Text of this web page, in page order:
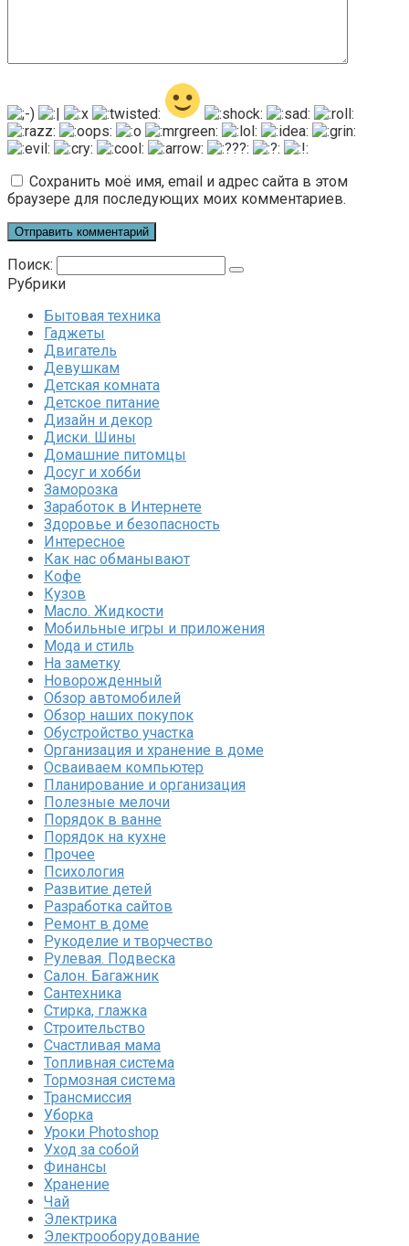
Сохранить моё имя, email и адрес сайта в этом
браузере для последующих моих комментариев.
Поиск:
Рубрики
Бытовая техника
Гаджеты
Двигатель
Девушкам
Детская комната
Детское питание
Дизайн и декор
Диски. Шины
Домашние питомцы
Досуг и хобби
Заморозка
Заработок в Интернете
Здоровье и безопасность
Интересное
Как нас обманывают
Кофе
Кузов
Масло. Жидкости
Мобильные игры и приложения
Мода и стиль
На заметку
Новорожденный
Обзор автомобилей
Обзор наших покупок
Обустройство участка
Организация и хранение в доме
Осваиваем компьютер
Планирование и организация
Полезные мелочи
Порядок в ванне
Порядок на кухне
Прочее
Психология
Развитие детей
Разработка сайтов
Ремонт в доме
Рукоделие и творчество
Рулевая. Подвеска
Салон. Багажник
Сантехника
Стирка, глажка
Строительство
Счастливая мама
Топливная система
Тормозная система
Трансмиссия
Уборка
Уроки Photoshop
Уход за собой
Финансы
Хранение
Чай
Электрика
Электрооборудование